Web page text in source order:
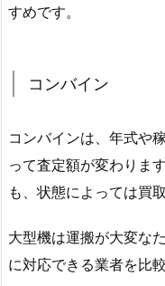
すめです。
コンバイン
コンバインは、年式や
って査定額が変わりま
も、状態によっては買
大型機は運搬が大変な
に対応できる業者を比